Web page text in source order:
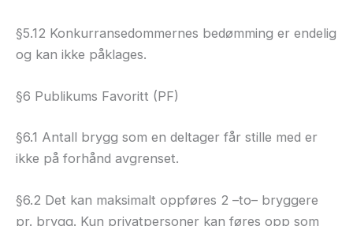
§5.12 Konkurransedommernes bedømming er endelig
og kan ikke påklages.
§6 Publikums Favoritt (PF)
§6.1 Antall brygg som en deltager får stille med er
ikke på forhånd avgrenset.
§6.2 Det kan maksimalt oppføres 2 –to– bryggere
pr. brygg. Kun privatpersoner kan føres opp som